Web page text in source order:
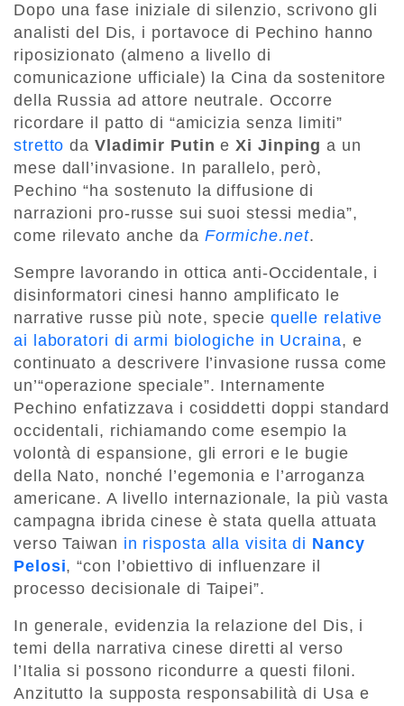
Dopo una fase iniziale di silenzio, scrivono gli
analisti del Dis, i portavoce di Pechino hanno
riposizionato (almeno a livello di
comunicazione ufficiale) la Cina da sostenitore
della Russia ad attore neutrale. Occorre
ricordare il patto di “amicizia senza limiti”
stretto da Vladimir PutineXi Jinping a un
mese dall’invasione. In parallelo, però,
Pechino “ha sostenuto la diffusione di
narrazioni pro-russe sui suoi stessi media”,
come rilevato anche da Formiche.net.
Sempre lavorando in ottica anti-Occidentale, i
disinformatori cinesi hanno amplificato le
narrative russe più note, specie quelle relative
ai laboratori di armi biologiche in Ucraina, e
continuato a descrivere l’invasione russa come
un’“operazione speciale”. Internamente
Pechino enfatizzava i cosiddetti doppi standard
occidentali, richiamando come esempio la
volontà di espansione, gli errori e le bugie
della Nato, nonché l’egemonia e l’arroganza
americane. A livello internazionale, la più vasta
campagna ibrida cinese è stata quella attuata
verso Taiwan in risposta alla visita di Nancy
Pelosi, “con l’obiettivo di influenzare il
processo decisionale di Taipei”.
In generale, evidenzia la relazione del Dis, i
temi della narrativa cinese diretti al verso
l’Italia si possono ricondurre a questi filoni.
Anzitutto la supposta responsabilità di Usa e